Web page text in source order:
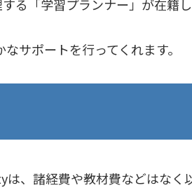
る「学習プランナー」が在籍
サポートを行ってくれます。
、諸経費や教材費などはなく